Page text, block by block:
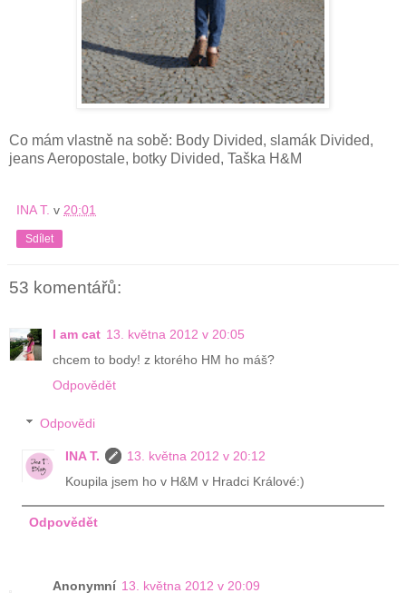
Co mám vlastně na sobě: Body Divided, slamák Divided,
jeans Aeropostale, botky Divided, Taška H&M
INA T. v 20:01
Sdílet
53 komentářů:
I am cat 13. května 2012 v 20:05
chcem to body! z ktorého HM ho máš?
Odpovědět
Odpovědi
INA T.
13. května 2012 v 20:12
Koupila jsem ho v H&M v Hradci Králové:)
Odpovědět
Anonymní 13. května 2012 v 20:09